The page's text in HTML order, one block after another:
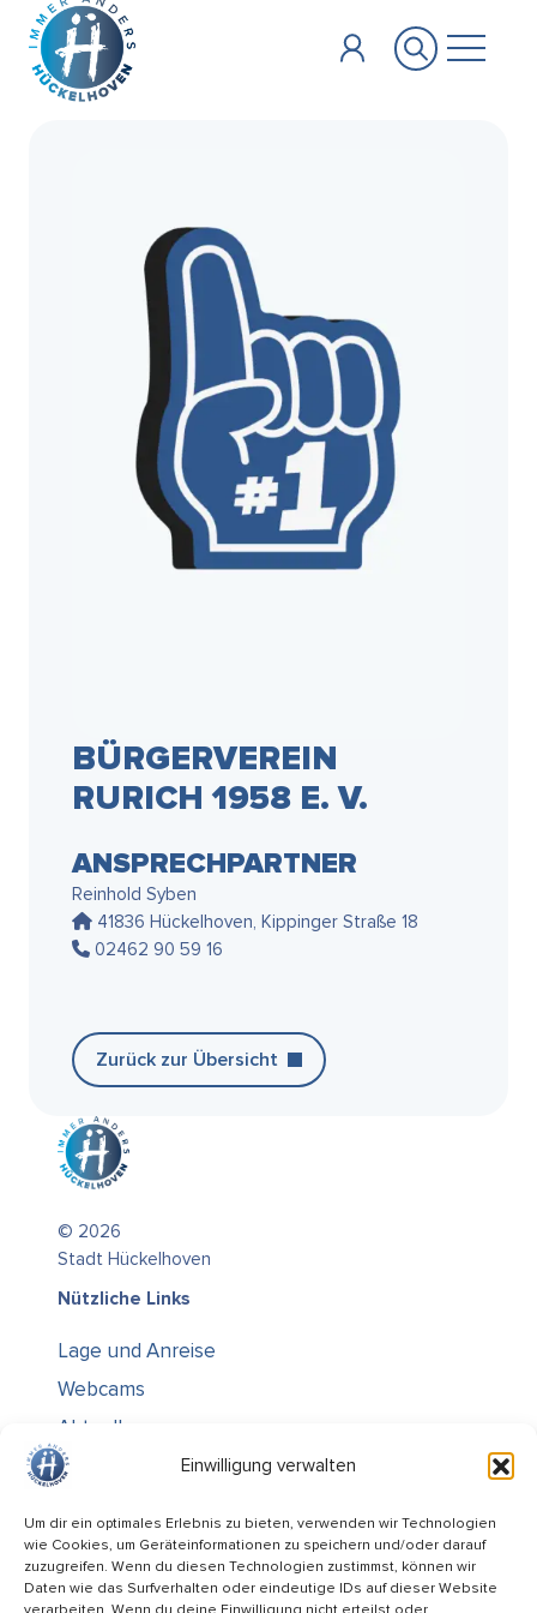
Einwilligung verwalten
Um dir ein optimales Erlebnis zu bieten, verwenden wir Technologien
wie Cookies, um Geräteinformationen zu speichern und/oder darauf
zuzugreifen. Wenn du diesen Technologien zustimmst, können wir
Daten wie das Surfverhalten oder eindeutige IDs auf dieser Website
Zum Hauptinhalt springen
BÜRGERVEREIN
RURICH 1958 E. V.
ANSPRECHPARTNER
Reinhold Syben
41836 Hückelhoven, Kippinger Straße 18
02462 90 59 16
Zurück zur Übersicht
© 2026
Stadt Hückelhoven
Nützliche Links
Lage und Anreise
Webcams
Aktuelles
Über uns
Kontakt / Öffnungszeiten
Alle Ämter
Stellenausschreibungen